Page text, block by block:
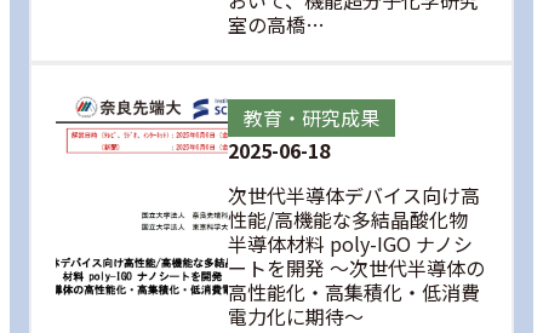
室の高橋…
教育・研究成果
2025-06-18
次世代半導体デバイス向け高
性能/高機能な多結晶酸化物
半導体材料 poly-IGO ナノシ
ートを開発 ～次世代半導体の
高性能化・高集積化・低消費
電力化に期待～